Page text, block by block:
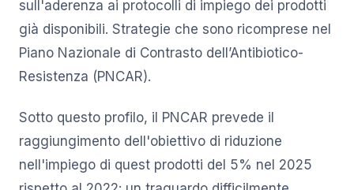
sull'aderenza ai protocolli di impiego dei prodotti
già disponibili. Strategie che sono ricomprese nel
Piano Nazionale di Contrasto dell’Antibiotico-
Resistenza (PNCAR).
Sotto questo profilo, il PNCAR prevede il
raggiungimento dell'obiettivo di riduzione
nell'impiego di quest prodotti del 5% nel 2025